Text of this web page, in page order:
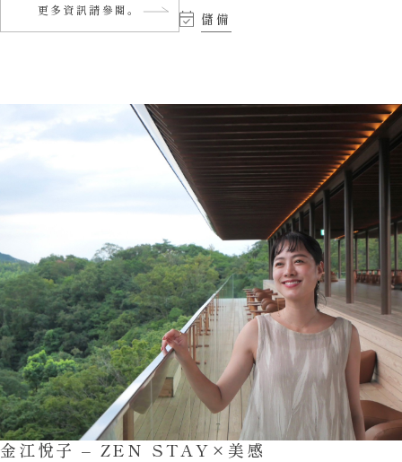
更多資訊請參閱。
儲備
金江悅子 – ZEN STAY×美感